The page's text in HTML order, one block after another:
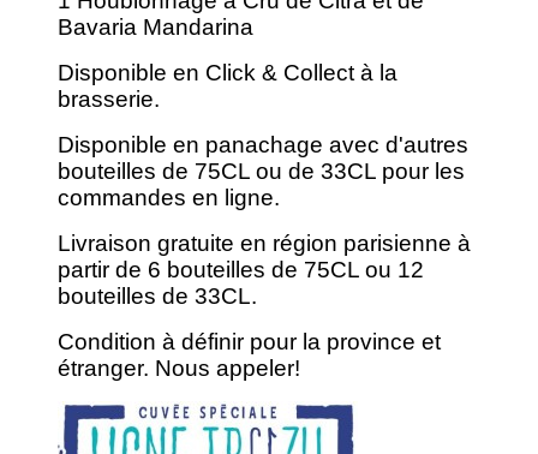
Bavaria Mandarina
Disponible en Click & Collect à la
brasserie.
Disponible en panachage avec d'autres
bouteilles de 75CL ou de 33CL pour les
commandes en ligne.
Livraison gratuite en région parisienne à
partir de 6 bouteilles de 75CL ou 12
bouteilles de 33CL.
Condition à définir pour la province et
étranger. Nous appeler!